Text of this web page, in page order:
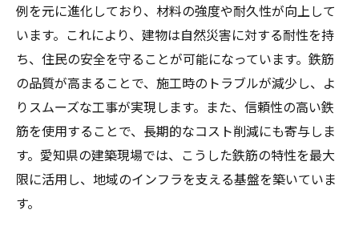
例を元に進化しており、材料の強度や耐久性が向上して
います。これにより、建物は自然災害に対する耐性を持
ち、住民の安全を守ることが可能になっています。鉄筋
の品質が高まることで、施工時のトラブルが減少し、よ
りスムーズな工事が実現します。また、信頼性の高い鉄
筋を使用することで、長期的なコスト削減にも寄与しま
す。愛知県の建築現場では、こうした鉄筋の特性を最大
限に活用し、地域のインフラを支える基盤を築いていま
す。